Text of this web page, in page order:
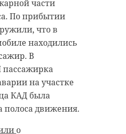
части
По прибытии
что в
находились
В
пассажирка
на участке
КАД была
полоса движения.
о
по
ущерба
местным
службы
аварии. В этих
личного состава
для гостей.
не
задача -
В 2026 году
20
домов, включая
и